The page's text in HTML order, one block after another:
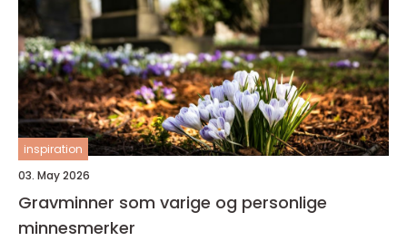
inspiration
03. May 2026
Gravminner som varige og personlige
minnesmerker